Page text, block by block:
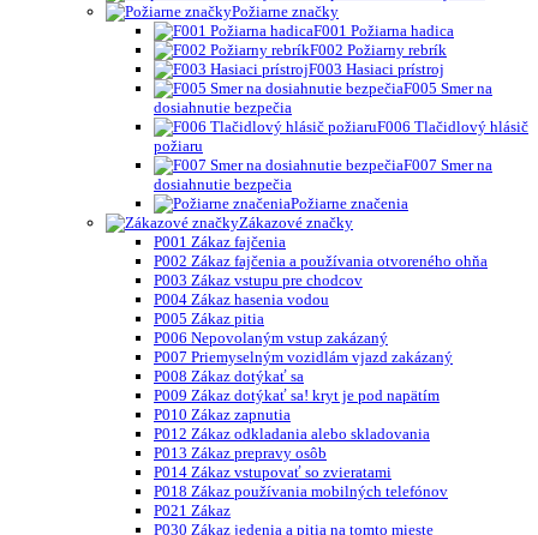
Požiarne značky
F001 Požiarna hadica
F002 Požiarny rebrík
F003 Hasiaci prístroj
F005 Smer na
dosiahnutie bezpečia
F006 Tlačidlový hlásič
požiaru
F007 Smer na
dosiahnutie bezpečia
Požiarne značenia
Zákazové značky
P001 Zákaz fajčenia
P002 Zákaz fajčenia a používania otvoreného ohňa
P003 Zákaz vstupu pre chodcov
P004 Zákaz hasenia vodou
P005 Zákaz pitia
P006 Nepovolaným vstup zakázaný
P007 Priemyselným vozidlám vjazd zakázaný
P008 Zákaz dotýkať sa
P009 Zákaz dotýkať sa! kryt je pod napätím
P010 Zákaz zapnutia
P012 Zákaz odkladania alebo skladovania
P013 Zákaz prepravy osôb
P014 Zákaz vstupovať so zvieratami
P018 Zákaz používania mobilných telefónov
P021 Zákaz
P030 Zákaz jedenia a pitia na tomto mieste